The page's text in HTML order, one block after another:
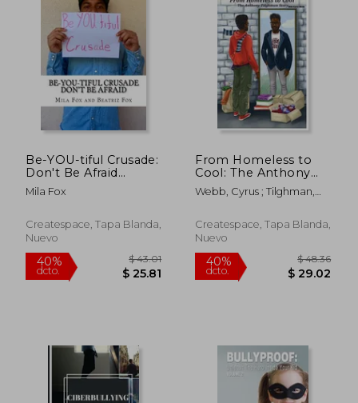
40% $ 43.01 40%
Be-YOU-tiful Crusade:
Don't Be Afraid
(Volume 2)
Mila Fox
Createspace, Tapa Blanda,
Nuevo
From Homeless to
Cool: The Anthony
Tilghman Story (en
Inglés)
Webb, Cyrus ; Tilghman,
Createspace, Tapa Blanda,
Nuevo